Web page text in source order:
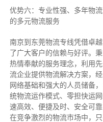
优势六：专业性强、多年物
的多元物流服务
南京到东莞物流专线凭借卓
了广大客户的信赖与好评。
热情奉献的服务理念，利用
流企业提供物流解决方案，
网络基础和强大的人员储备
统物流运作模式、零担快运
速高效、便捷及时、安全可
在竞争激烈的物流市场中，